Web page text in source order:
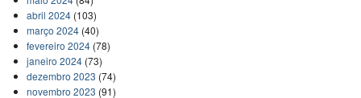
abril 2024(103)
março 2024(40)
fevereiro 2024(78)
janeiro 2024(73)
dezembro 2023 (74)
novembro 2023 (91)